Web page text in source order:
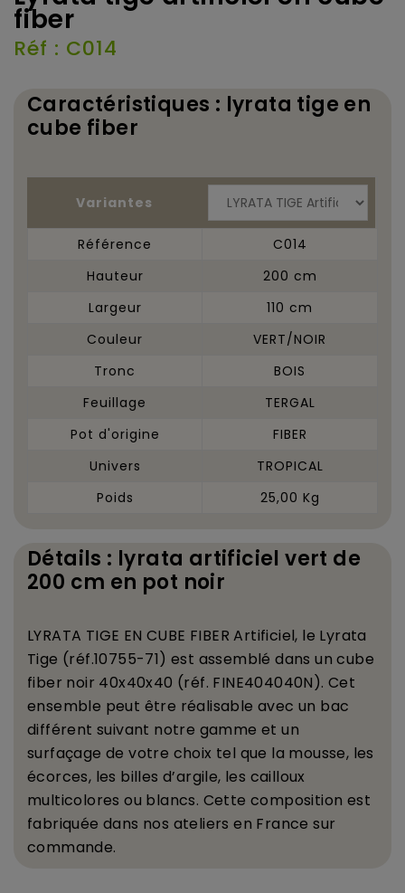
fiber
Réf : C014
Caractéristiques : lyrata tige en
cube fiber
Variantes
Référence
C014
Hauteur
200 cm
Largeur
110 cm
Couleur
VERT/NOIR
Tronc
BOIS
Feuillage
TERGAL
Pot d'origine
FIBER
Univers
TROPICAL
Poids
25,00 Kg
Détails : lyrata artificiel vert de
200 cm en pot noir
LYRATA TIGE EN CUBE FIBER Artificiel, le Lyrata
Tige (réf.10755-71) est assemblé dans un cube
fiber noir 40x40x40 (réf. FINE404040N). Cet
ensemble peut être réalisable avec un bac
différent suivant notre gamme et un
surfaçage de votre choix tel que la mousse, les
écorces, les billes d’argile, les cailloux
multicolores ou blancs. Cette composition est
fabriquée dans nos ateliers en France sur
commande.